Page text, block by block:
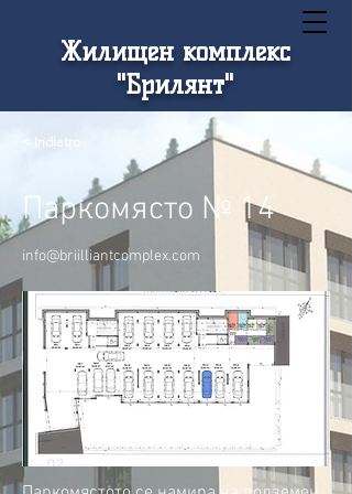
Жилищен комплекс
"Брилянт"
< Indietro
Паркомясто № 14
info@briilliantcomplex.com